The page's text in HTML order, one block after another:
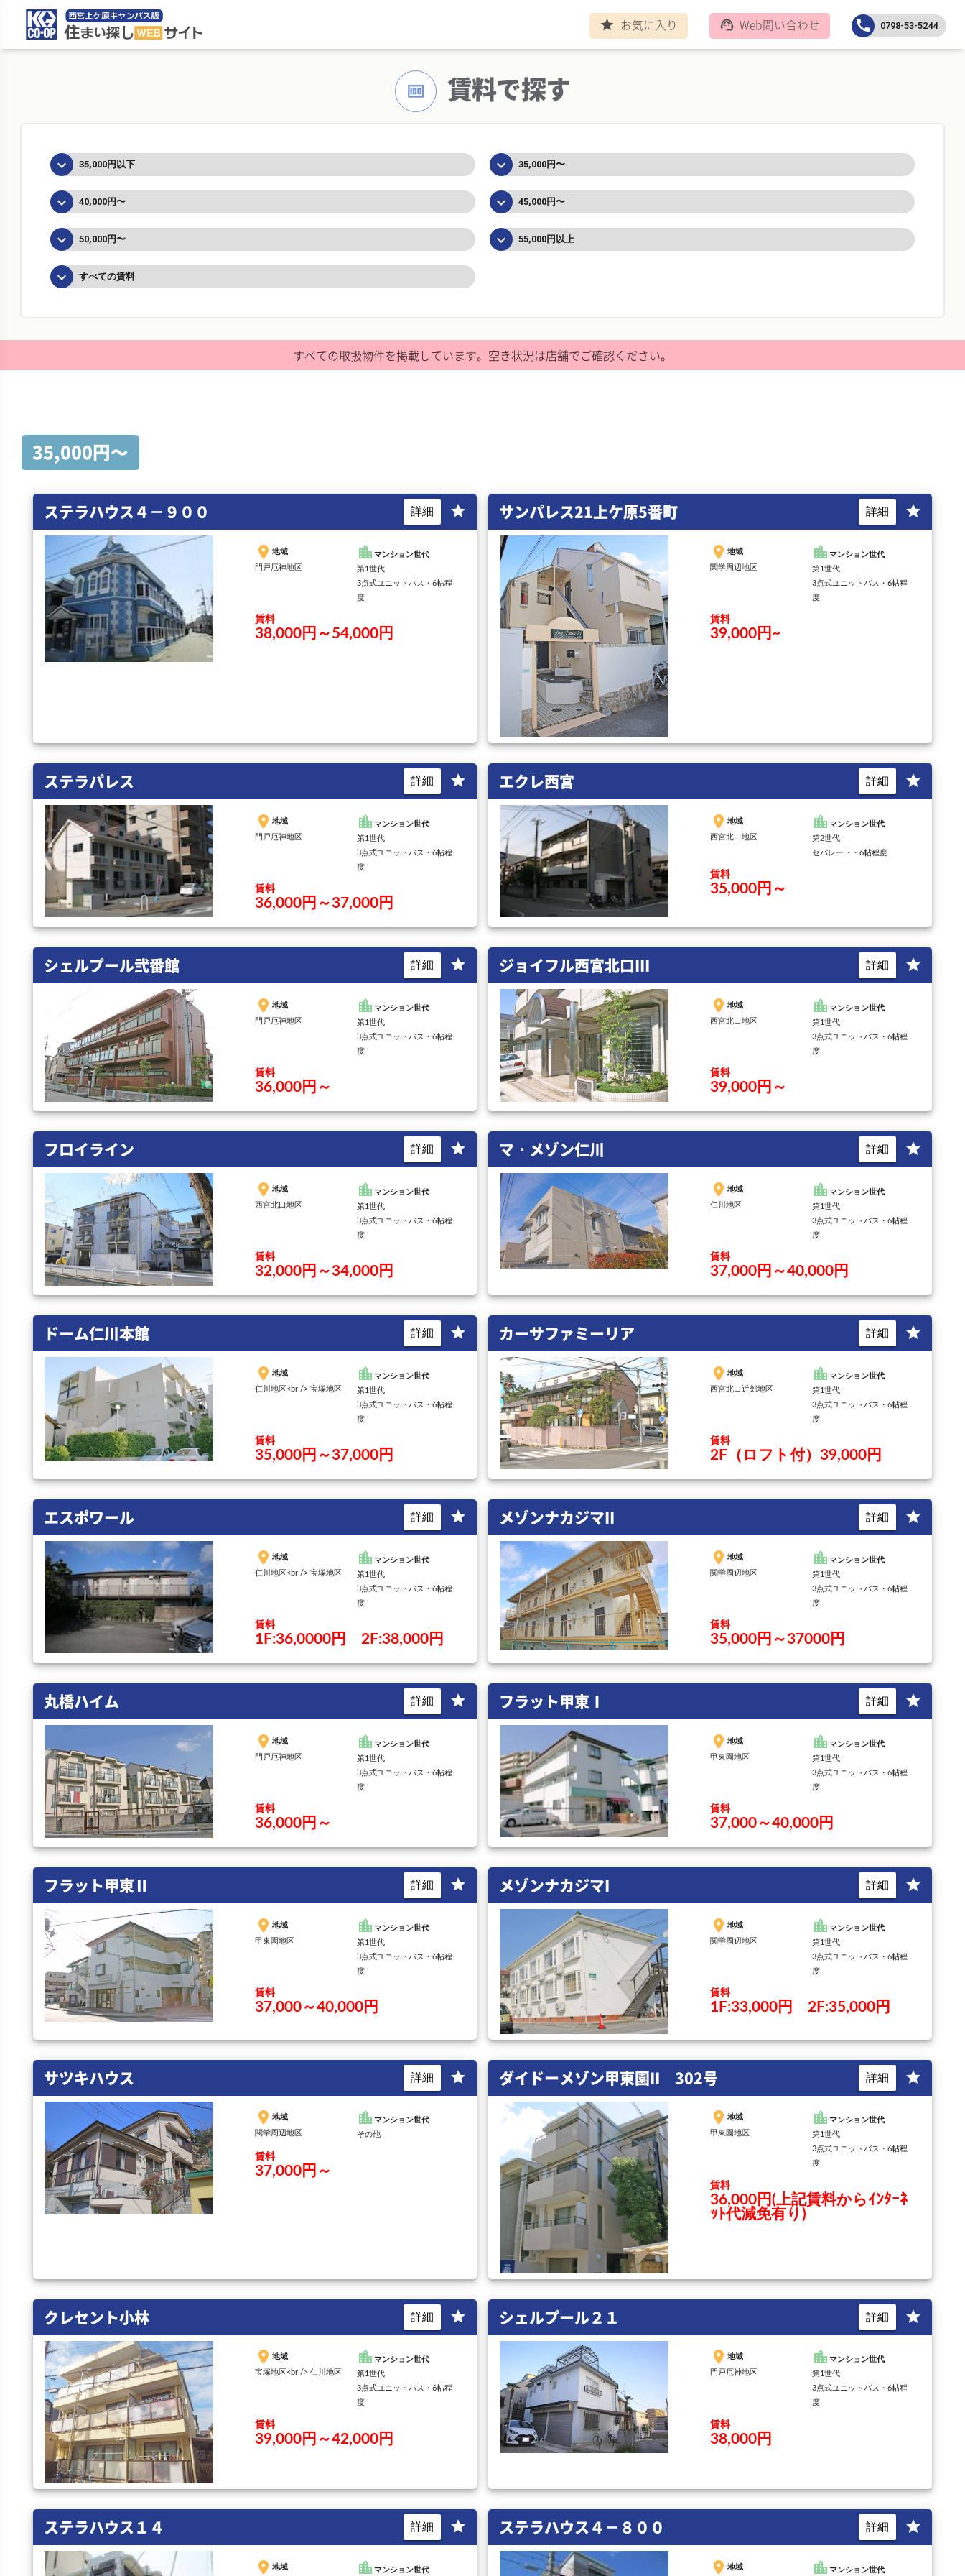
star お気に入り support_agent Web問い合わせ call 0798-53-5244
money 賃料で探す
keyboard_arrow_down 35,000円以下 keyboard_arrow_down 35,000円〜
keyboard_arrow_down 40,000円〜 keyboard_arrow_down 45,000円〜
keyboard_arrow_down 50,000円〜 keyboard_arrow_down 55,000円以上
keyboard_arrow_down すべての賃料
すべての取扱物件を掲載しています。 空き状況は店舗でご確認ください。
35,000円〜
ステラハウス４－９００ star
詳細
place 地域
門戸厄神地区
location_cityマンション世代
第1世代
3点式ユニットバス・6帖程
度
賃料
38,000円～54,000円
サンパレス21上ケ原5番町 star
詳細
place 地域
関学周辺地区
location_cityマンション世代
第1世代
3点式ユニットバス・6帖程
度
賃料
39,000円~
ステラパレス star
詳細
place 地域
門戸厄神地区
location_cityマンション世代
第1世代
3点式ユニットバス・6帖程
度
賃料
36,000円～37,000円
エクレ西宮 star
詳細
place 地域
西宮北口地区
location_cityマンション世代
第2世代
セパレート・6帖程度
賃料
35,000円～
シェルプール弐番館 star
詳細
place 地域
門戸厄神地区
location_cityマンション世代
第1世代
3点式ユニットバス・6帖程
度
賃料
36,000円～
ジョイフル西宮北口III star
詳細
place 地域
西宮北口地区
location_cityマンション世代
第1世代
3点式ユニットバス・6帖程
度
賃料
39,000円～
フロイライン star
詳細
place 地域
西宮北口地区
location_cityマンション世代
第1世代
3点式ユニットバス・6帖程
度
賃料
32,000円～34,000円
マ・メゾン仁川 star
詳細
place 地域
仁川地区
location_cityマンション世代
第1世代
3点式ユニットバス・6帖程
度
賃料
37,000円～40,000円
ドーム仁川本館 star
詳細
place 地域
仁川地区<br /> 宝塚地区
location_cityマンション世代
第1世代
3点式ユニットバス・6帖程
度
賃料
35,000円～37,000円
カーサファミーリア star
詳細
place 地域
西宮北口近郊地区
location_cityマンション世代
第1世代
3点式ユニットバス・6帖程
度
賃料
2F（ロフト付）39,000円
エスポワール star
詳細
place 地域
仁川地区<br /> 宝塚地区
location_cityマンション世代
第1世代
3点式ユニットバス・6帖程
度
賃料
1F:36,0000円 2F:38,000円
メゾンナカジマII star
詳細
place 地域
関学周辺地区
location_cityマンション世代
第1世代
3点式ユニットバス・6帖程
度
賃料
35,000円～37000円
丸橋ハイム star
詳細
place 地域
門戸厄神地区
location_cityマンション世代
第1世代
3点式ユニットバス・6帖程
度
賃料
36,000円～
フラット甲東Ⅰ star
詳細
place 地域
甲東園地区
location_cityマンション世代
第1世代
3点式ユニットバス・6帖程
度
賃料
37,000～40,000円
フラット甲東Ⅱ star
詳細
place 地域
甲東園地区
location_cityマンション世代
第1世代
3点式ユニットバス・6帖程
度
賃料
37,000～40,000円
メゾンナカジマI star
詳細
place 地域
関学周辺地区
location_cityマンション世代
第1世代
3点式ユニットバス・6帖程
度
賃料
1F:33,000円 2F:35,000円
サツキハウス star
詳細
place 地域
関学周辺地区
location_cityマンション世代
その他
賃料
37,000円～
ダイドーメゾン甲東園II 302号 star
詳細
place 地域
甲東園地区
location_cityマンション世代
第1世代
3点式ユニットバス・6帖程
度
賃料
36,000円(上記賃料からｲﾝﾀｰﾈ
ｯﾄ代減免有り)
クレセント小林 star
詳細
place 地域
宝塚地区<br /> 仁川地区
location_cityマンション世代
第1世代
3点式ユニットバス・6帖程
度
賃料
39,000円～42,000円
シェルプール２１ star
詳細
place 地域
門戸厄神地区
location_cityマンション世代
第1世代
3点式ユニットバス・6帖程
度
賃料
38,000円
ステラハウス１４ star
詳細
place 地域 location_cityマンション世代
ステラハウス４－８００ star
詳細
place 地域 location_cityマンション世代